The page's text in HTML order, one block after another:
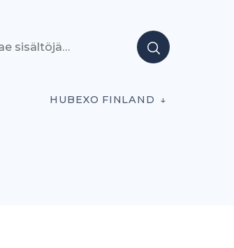
HUBEXO FINLAND